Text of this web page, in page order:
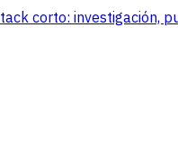
corto: investigación,